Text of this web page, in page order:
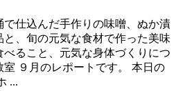
仕込んだ手作りの味噌、ぬか漬
、旬の元気な食材で作った美味
べること、元気な身体づくりにつ
９月のレポートです。 本日の
...